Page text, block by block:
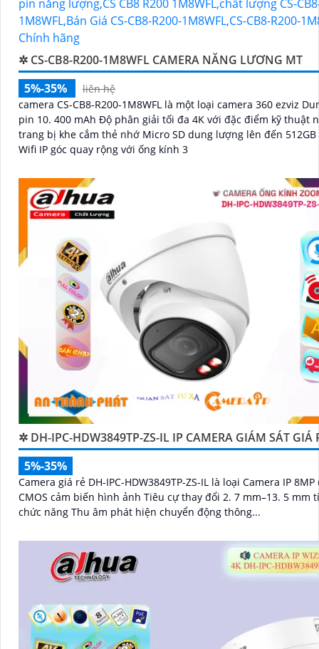
✲ CS-CB8-R200-1M8WFL CAMERA NĂNG LƯƠNG MT
5%-35%
liên hệ
camera CS-CB8-R200-1M8WFL là một loại camera 360 ezviz
pin 10. 400 mAh Độ phân giải tối đa 4K với đặc điểm kỹ thuật
trang bị khe cắm thẻ nhớ Micro SD dung lượng lên đến
Wifi IP góc quay rộng với ống kính 3
✲ DH-IPC-HDW3849TP-ZS-IL IP CAMERA GIÁM SÁT GIÁ
5%-35%
Camera giá rẻ DH-IPC-HDW3849TP-ZS-IL là loại Camera IP 8MP
CMOS cảm biến hình ảnh Tiêu cự thay đổi 2. 7 mm–13. 5 mm
chức năng Thu âm phát hiện chuyển động thông...